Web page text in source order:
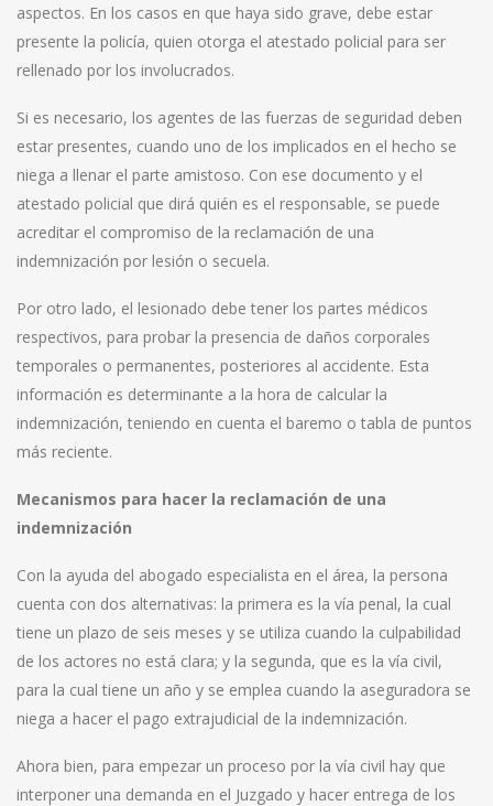
aspectos. En los casos en que haya sido grave, debe estar
presente la policía, quien otorga el atestado policial para ser
rellenado por los involucrados.
Si es necesario, los agentes de las fuerzas de seguridad deben
estar presentes, cuando uno de los implicados en el hecho se
niega a llenar el parte amistoso. Con ese documento y el
atestado policial que dirá quién es el responsable, se puede
acreditar el compromiso de la reclamación de una
indemnización por lesión o secuela.
Por otro lado, el lesionado debe tener los partes médicos
respectivos, para probar la presencia de daños corporales
temporales o permanentes, posteriores al accidente. Esta
información es determinante a la hora de calcular la
indemnización, teniendo en cuenta el baremo o tabla de puntos
más reciente.
Mecanismos para hacer la reclamación de una
indemnización
Con la ayuda del abogado especialista en el área, la persona
cuenta con dos alternativas: la primera es la vía penal, la cual
tiene un plazo de seis meses y se utiliza cuando la culpabilidad
de los actores no está clara; y la segunda, que es la vía civil,
para la cual tiene un año y se emplea cuando la aseguradora se
niega a hacer el pago extrajudicial de la indemnización.
Ahora bien, para empezar un proceso por la vía civil hay que
interponer una demanda en el Juzgado y hacer entrega de los